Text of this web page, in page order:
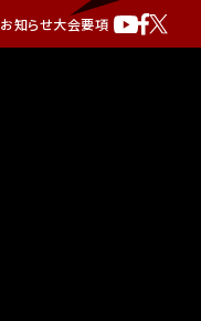
お知らせ大会要項